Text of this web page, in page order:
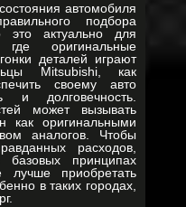
автомобиля
подбора
это актуально для
оригинальные
деталей играют
Mitsubishi, как
своему авто
и долговечность.
может вызывать
как оригинальными
аналогов. Чтобы
расходов,
базовых принципах
приобретать
в таких городах,